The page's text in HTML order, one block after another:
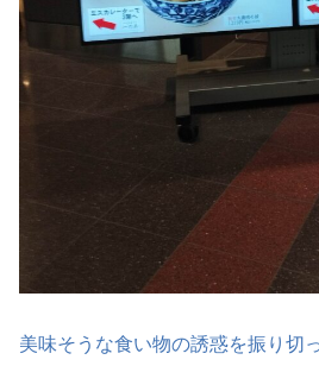
美味そうな食い物の誘惑を振り切